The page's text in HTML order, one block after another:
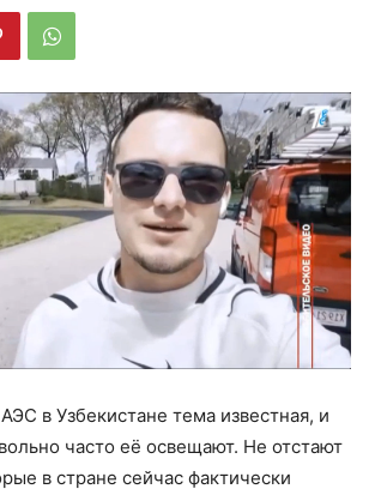
в Узбекистане тема известная, и
часто её освещают. Не отстают
в стране сейчас фактически